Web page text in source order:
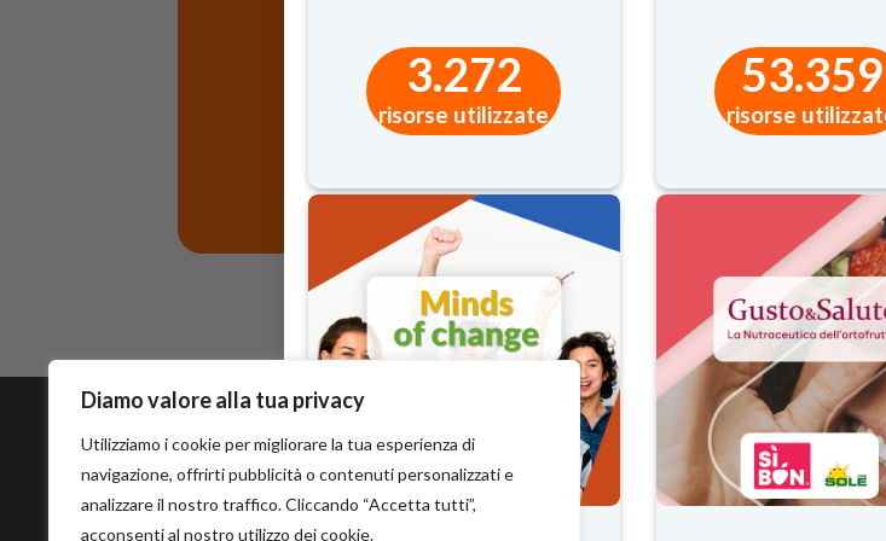
3.272
risorse utilizzate
53.359
risorse
Diamo valore alla tua privacy
Utilizziamo i cookie per migliorare la tua esperienza di
navigazione, offrirti pubblicità o contenuti personalizzati e
analizzare il nostro traffico. Cliccando “Accetta tutti”,
acconsenti al nostro utilizzo dei cookie.
Copyright 2023 CivicaMente Srl|Dati societari|